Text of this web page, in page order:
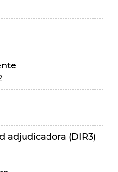
adjudicadora (DIR3)